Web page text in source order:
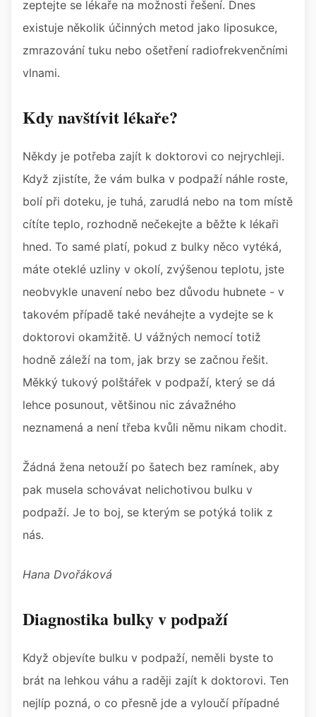
zeptejte se lékaře na možnosti řešení. Dnes
existuje několik účinných metod jako liposukce,
zmrazování tuku nebo ošetření radiofrekvenčními
vlnami.
Kdy navštívit lékaře?
Někdy je potřeba zajít k doktorovi co nejrychleji.
Když zjistíte, že vám bulka v podpaží náhle roste,
bolí při doteku, je tuhá, zarudlá nebo na tom místě
cítíte teplo, rozhodně nečekejte a běžte k lékaři
hned. To samé platí, pokud z bulky něco vytéká,
máte oteklé uzliny v okolí, zvýšenou teplotu, jste
neobvykle unavení nebo bez důvodu hubnete - v
takovém případě také neváhejte a vydejte se k
doktorovi okamžitě. U vážných nemocí totiž
hodně záleží na tom, jak brzy se začnou řešit.
Měkký tukový polštářek v podpaží, který se dá
lehce posunout, většinou nic závažného
neznamená a není třeba kvůli němu nikam chodit.
Žádná žena netouží po šatech bez ramínek, aby
pak musela schovávat nelichotivou bulku v
podpaží. Je to boj, se kterým se potýká tolik z
nás.
Hana Dvořáková
Diagnostika bulky v podpaží
Když objevíte bulku v podpaží, neměli byste to
brát na lehkou váhu a raději zajít k doktorovi. Ten
nejlíp pozná, o co přesně jde a vyloučí případné